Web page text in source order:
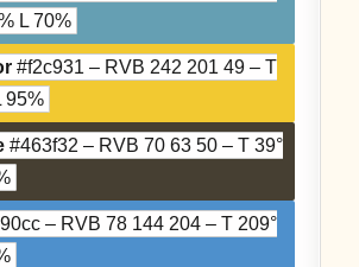
L 70%
#f2c931 – RVB 242 201 49 – T
95%
#463f32 – RVB 70 63 50 – T 39°
– RVB 78 144 204 – T 209°